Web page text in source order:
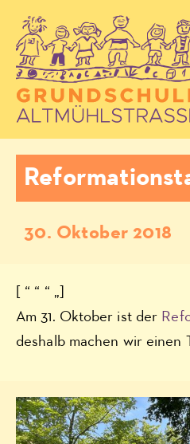
30. Oktober 2018
[ “ “ “ „]
Am 31. Oktober ist der
deshalb machen wir einen